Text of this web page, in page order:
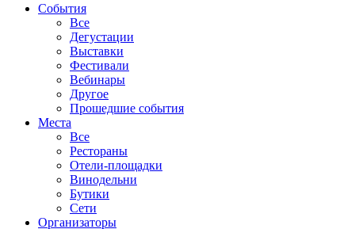
События
Все
Дегустации
Выставки
Фестивали
Вебинары
Другое
Прошедшие события
Места
Все
Рестораны
Отели-площадки
Винодельни
Бутики
Сети
Организаторы